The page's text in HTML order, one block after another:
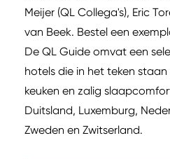
Meijer (QL Collega's), Eric
van Beek. Bestel een
De QL Guide omvat een
hotels die in het teken
keuken en zalig
Duitsland, Luxemburg,
Zweden en Zwitserland.